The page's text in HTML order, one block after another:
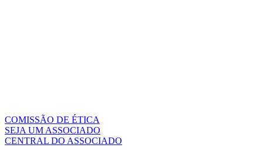
COMISSÃO DE ÉTICA
SEJA UM ASSOCIADO
CENTRAL DO ASSOCIADO